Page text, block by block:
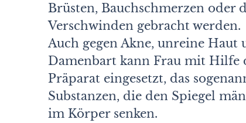
Brüsten, Bauchschmerzen oder
Verschwinden gebracht werden.
Auch gegen Akne, unreine Haut
Damenbart kann Frau mit Hilfe
Präparat eingesetzt, das
Substanzen, die den Spiegel
im Körper senken.